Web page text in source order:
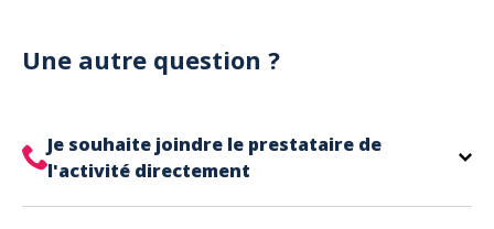
Cependant, nous avons l'office de tourisme de Fréjus
et de Saint Raphaël qui acceptent les chèques
A noter que la réservation est prise en compte
uniquement une fois le paiement effectué.
Une autre question ?
Je souhaite joindre le prestataire de
l'activité directement